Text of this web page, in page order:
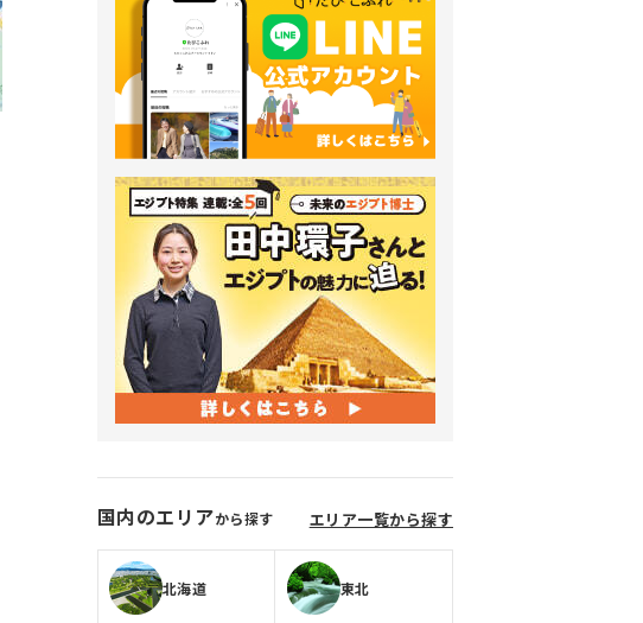
国内のエリアから探す エリア一覧から探す
北海道 東北